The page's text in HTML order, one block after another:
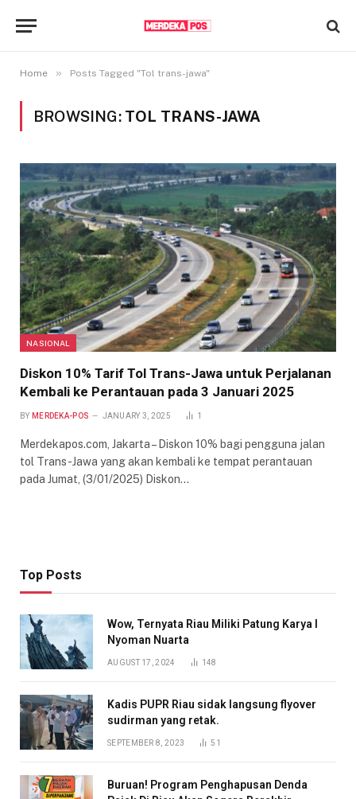
Home » Posts Tagged "Tol trans-jawa"
BROWSING: TOL TRANS-JAWA
NASIONAL
Diskon 10% Tarif Tol Trans-Jawa untuk Perjalanan
Kembali ke Perantauan pada 3 Januari 2025
BY MERDEKA-POS JANUARY 3, 2025 1
Merdekapos.com, Jakarta – Diskon 10% bagi pengguna jalan
tol Trans-Jawa yang akan kembali ke tempat perantauan
pada Jumat, (3/01/2025) Diskon…
Top Posts
Wow, Ternyata Riau Miliki Patung Karya I
Nyoman Nuarta
AUGUST 17, 2024 148
Kadis PUPR Riau sidak langsung flyover
sudirman yang retak.
SEPTEMBER 8, 2023 51
Buruan! Program Penghapusan Denda